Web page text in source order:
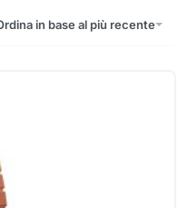
in base al più recente